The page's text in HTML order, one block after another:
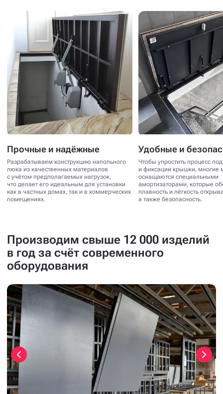
Прочные и надёжные
Разрабатываем конструкцию напольного
люка из качественных материалов
с учётом предполагаемых нагрузок,
что делает его идеальным для установки
как в частных домах, так и в коммерческих
помещениях.
Удобные и
Чтобы упростить процесс
и фиксации крышки, многие
оснащаются специальными
амортизаторами, которые
плавность и лёгкость
а также безопасность.
Производим свыше 12 000 изделий
в год за счёт современного
оборудования